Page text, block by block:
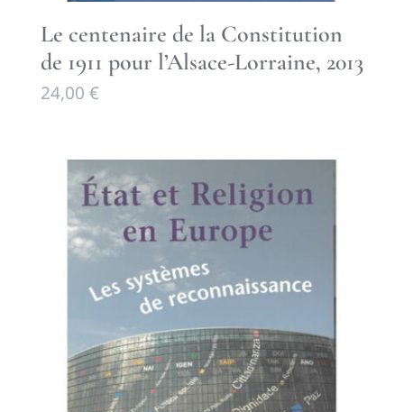
Le centenaire de la Constitution
de 1911 pour l’Alsace-Lorraine, 2013
24,00 €